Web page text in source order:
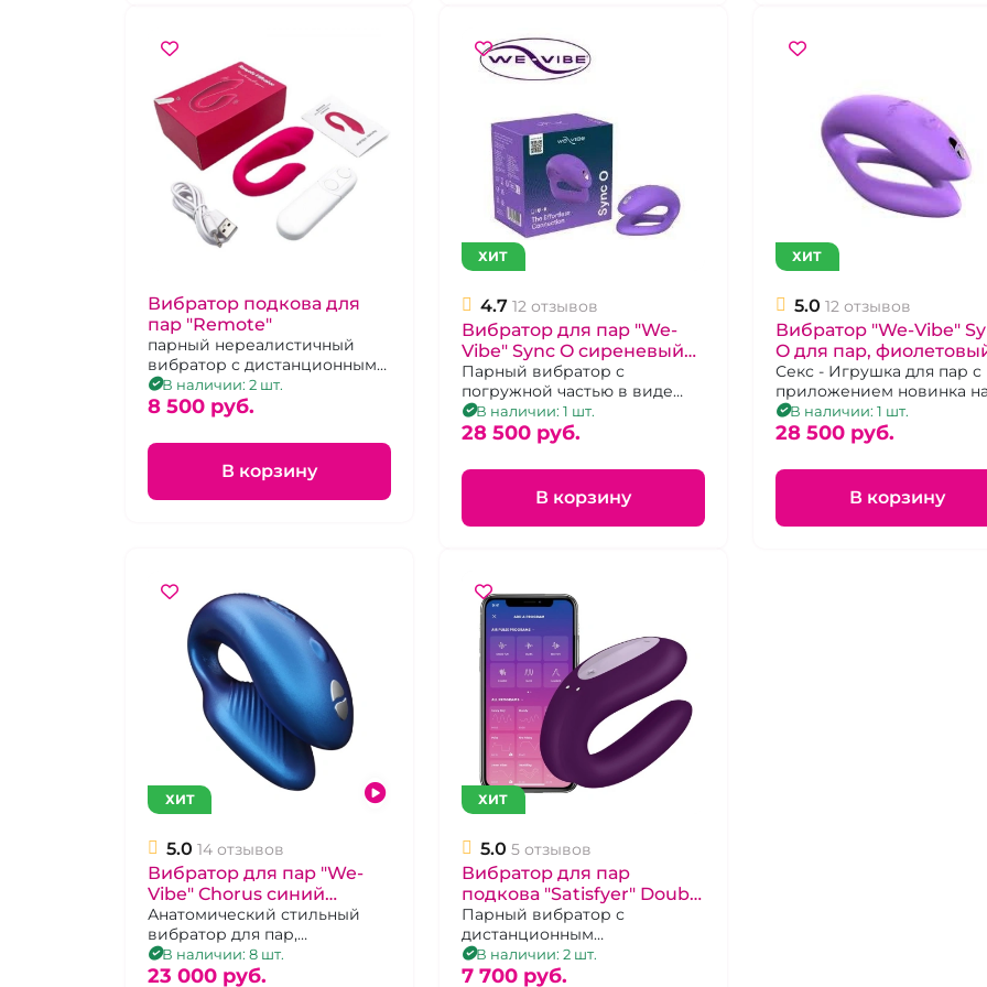
Вибратор подкова для
пар "Remote"
парный нереалистичный
вибратор с дистанционным
управлением, розовый,
силикон, перезаряжаемый
В наличии: 2 шт.
8 500 pуб.
В корзину
ХИТ
4.7 12 отзывов
Вибратор для пар "We-
Vibe" Sync O сиреневый
перезаряжемый
Парный вибратор с
погружной частью в виде
буквы О
В наличии: 1 шт.
28 500 pуб.
В корзину
ХИТ
5.0 12 отзывов
Вибратор "We-Vibe"
O для пар,
Секс - Игрушка для пар с
приложением новинка
2025 год
В наличии: 1 шт.
28 500 pуб.
В корзину
ХИТ
5.0 14 отзывов
Вибратор для пар "We-
Vibe" Chorus синий
перезаряжемый
Анатомический стильный
вибратор для пар,
управляемый с приложения
и пульта.
В наличии: 8 шт.
23 000 pуб.
ХИТ
5.0 5 отзывов
Вибратор для пар
подкова "Satisfyer" Double
Joy фиолетовый,
перезаряжаемый
Парный вибратор с
дистанционным
управлением с приложения
В наличии: 2 шт.
7 700 pуб.